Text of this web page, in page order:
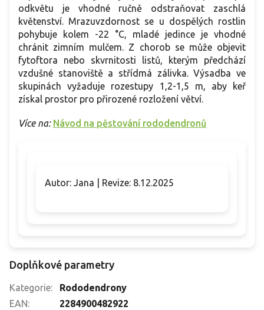
odkvětu je vhodné ručně odstraňovat zaschlá
květenství. Mrazuvzdornost se u dospělých rostlin
pohybuje kolem -22 °C, mladé jedince je vhodné
chránit zimním mulčem. Z chorob se může objevit
fytoftora nebo skvrnitosti listů, kterým předchází
vzdušné stanoviště a střídmá zálivka. Výsadba ve
skupinách vyžaduje rozestupy 1,2-1,5 m, aby keř
získal prostor pro přirozené rozložení větví.
Více na: Návod na pěstování rododendronů
Autor: Jana | Revize: 8.12.2025
Doplňkové parametry
Kategorie:
Rododendrony
EAN:
2284900482922